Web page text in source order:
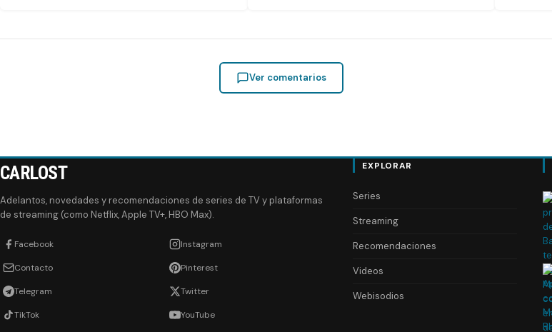
Ver comentarios
CARLOST
Adelantos, novedades y recomendaciones de series de TV y plataformas
de streaming (como Netflix, Apple TV+, HBO Max).
Facebook Instagram
Contacto Pinterest
Telegram Twitter
TikTok YouTube
EXPLORAR
Series
Streaming
Recomendaciones
Videos
Webisodios